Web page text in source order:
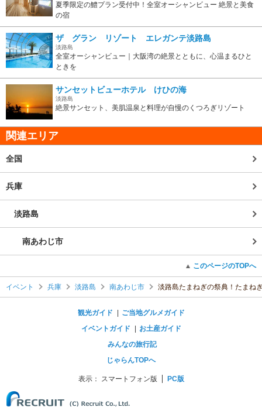
夏季限定の鱧プラン受付中！全室オーシャンビュー 絶景と美食
の宿
ザ グラン リゾート エレガンテ淡路島
淡路島
全室オーシャンビュー｜大阪湾の絶景とともに、心温まるひと
ときを
サンセットビューホテル けひの海
淡路島
絶景サンセット、美肌温泉と料理が自慢のくつろぎリゾート
関連エリア
全国
兵庫
淡路島
南あわじ市
このページのTOPへ
イベント 兵庫 淡路島 南あわじ市 淡路島たまねぎの祭典！たまね
観光ガイド
ご当地グルメガイド
イベントガイド
お土産ガイド
みんなの旅行記
じゃらんTOPへ
表示： スマートフォン版 PC版